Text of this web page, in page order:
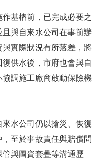
基樁前，已完成必要之
與自來水公司在事前辦
實際狀況有所落差，將
供水後，市府也會與自
調施工廠商啟動保險機
水公司仍以搶災、恢復
至於事故責任與賠償問
與圖資套疊等溝通歷